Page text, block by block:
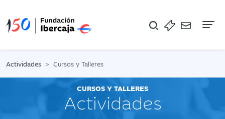
Actividades Cursos y Talleres
CURSOS Y TALLERES
Actividades